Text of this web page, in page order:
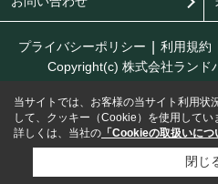
プライバシーポリシー 利用規約
Copyright(c) 株式会社ランド
当サイトでは、お客様の当サイト利用状
して、クッキー（Cookie）を使用してい
詳しくは、当社の 「Cookieの取扱いにつ
閉じ